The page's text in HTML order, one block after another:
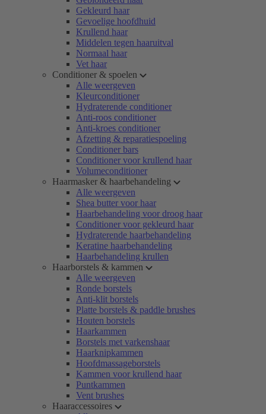
Gekleurd haar
Gevoelige hoofdhuid
Krullend haar
Middelen tegen haaruitval
Normaal haar
Vet haar
Conditioner & spoelen
Alle weergeven
Kleurconditioner
Hydraterende conditioner
Anti-roos conditioner
Anti-kroes conditioner
Afzetting & reparatiespoeling
Conditioner bars
Conditioner voor krullend haar
Volumeconditioner
Haarmasker & haarbehandeling
Alle weergeven
Shea butter voor haar
Haarbehandeling voor droog haar
Conditioner voor gekleurd haar
Hydraterende haarbehandeling
Keratine haarbehandeling
Haarbehandeling krullen
Haarborstels & kammen
Alle weergeven
Ronde borstels
Anti-klit borstels
Platte borstels & paddle brushes
Houten borstels
Haarkammen
Borstels met varkenshaar
Haarknipkammen
Hoofdmassageborstels
Kammen voor krullend haar
Puntkammen
Vent brushes
Haaraccessoires